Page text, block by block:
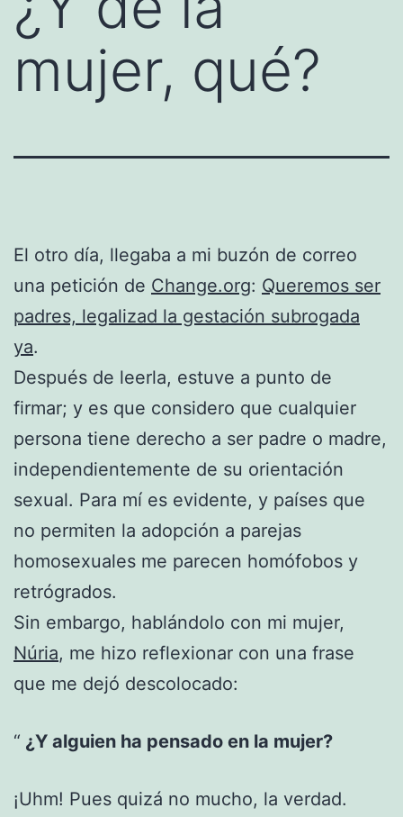
mujer, qué?
El otro día, llegaba a mi buzón de correo
una petición de Change.org: Queremos ser
padres, legalizad la gestación subrogada
ya.
Después de leerla, estuve a punto de
firmar; y es que considero que cualquier
persona tiene derecho a ser padre o madre,
independientemente de su orientación
sexual. Para mí es evidente, y países que
no permiten la adopción a parejas
homosexuales me parecen homófobos y
retrógrados.
Sin embargo, hablándolo con mi mujer,
Núria, me hizo reflexionar con una frase
que me dejó descolocado:
¿Y alguien ha pensado en la mujer?
¡Uhm! Pues quizá no mucho, la verdad.